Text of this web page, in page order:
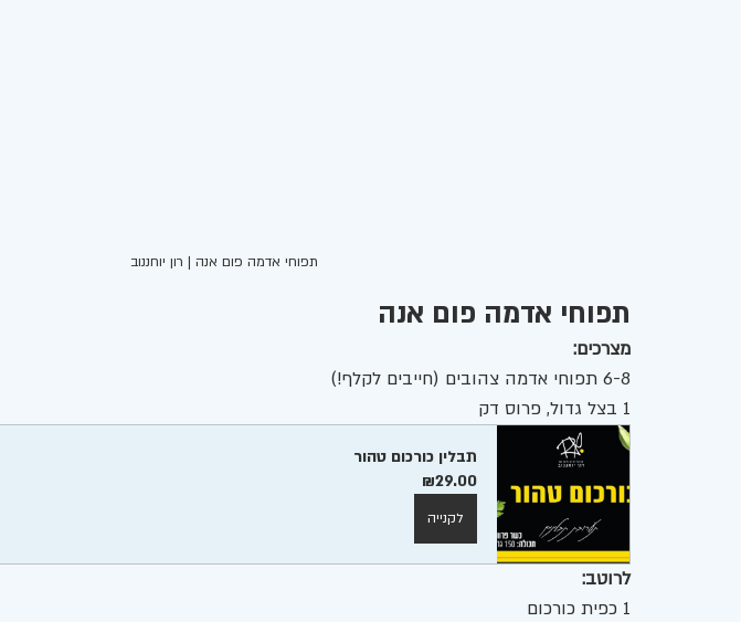
תפוחי אדמה פום אנה | רון יוחננוב
תפוחי אדמה פום אנה
מצרכים:
6-8 תפוחי אדמה צהובים (חייבים לקלף!)
1 בצל גדול, פרוס דק
תבלין כורכום טהור
₪29.00
לקנייה
לרוטב:
1 כפית כורכום